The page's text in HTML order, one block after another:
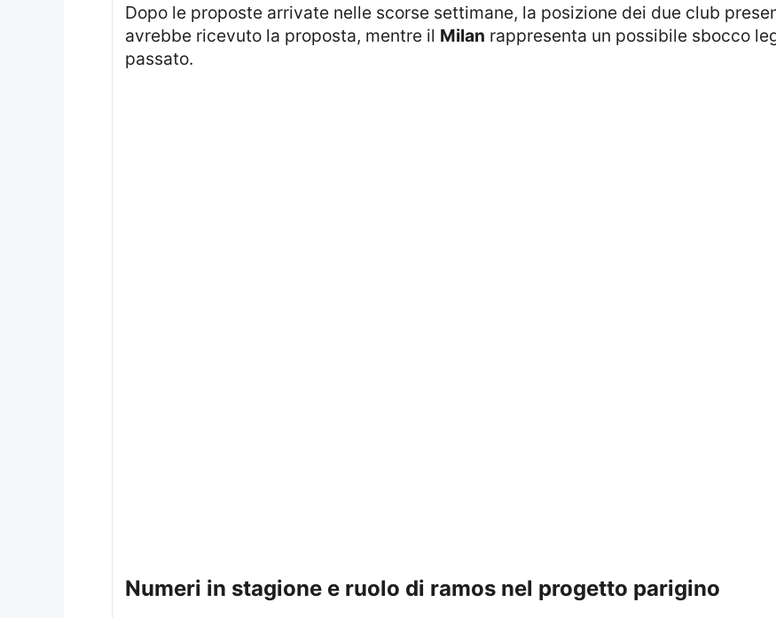
Dopo le proposte arrivate nelle scorse settimane, la posizione dei due club
avrebbe ricevuto la proposta, mentre il Milan rappresenta un possibile sbocco
passato.
numeri in stagione e ruolo di ramos nel progetto parigino